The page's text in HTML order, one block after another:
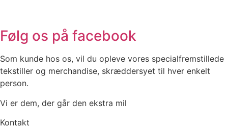
Følg os på facebook
Som kunde hos os, vil du opleve vores specialfremstillede
tekstiller og merchandise, skræddersyet til hver enkelt
person.
Vi er dem, der går den ekstra mil
Kontakt